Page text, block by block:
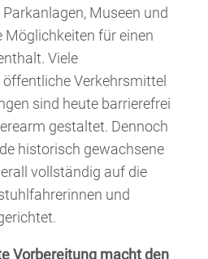
Museen und
Möglichkeiten für einen
Viele
Verkehrsmittel
sind heute barrierefrei
gestaltet. Dennoch
historisch gewachsene
vollständig auf die
und
Vorbereitung macht den